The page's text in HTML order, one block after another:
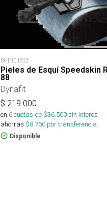
BHE101622
Pieles de Esquí Speedskin
88
Dynafit
$ 219.000
en 6cuotas de $36.500sin interés
ahorras $8.760 por transferencia.
Disponible